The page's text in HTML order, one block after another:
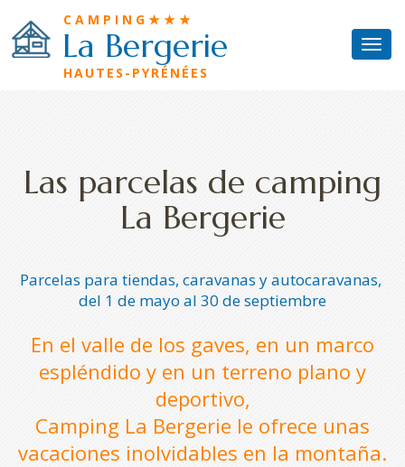
Piscina
Gites
Acceso
Contacto
La Bergerie
CAMPING★★★
HAUTES-PYRÉNÉES
Las parcelas de camping
La Bergerie
Parcelas para tiendas, caravanas y autocaravanas,
del 1 de mayo al 30 de septiembre
En el valle de los gaves, en un marco
espléndido y en un terreno plano y
deportivo,
Camping La Bergerie le ofrece unas
vacaciones inolvidables en la montaña.